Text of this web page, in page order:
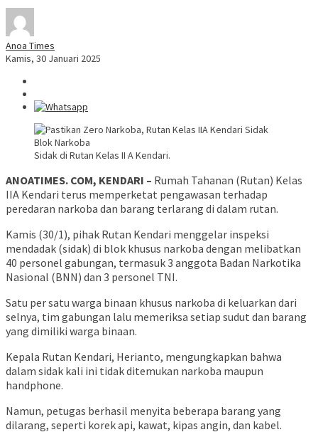
Anoa Times
Kamis, 30 Januari 2025
Sidak di Rutan Kelas II A Kendari.
ANOATIMES. COM, KENDARI – Rumah Tahanan (Rutan) Kelas
IIA Kendari terus memperketat pengawasan terhadap
peredaran narkoba dan barang terlarang di dalam rutan.
Kamis (30/1), pihak Rutan Kendari menggelar inspeksi
mendadak (sidak) di blok khusus narkoba dengan melibatkan
40 personel gabungan, termasuk 3 anggota Badan Narkotika
Nasional (BNN) dan 3 personel TNI.
Satu per satu warga binaan khusus narkoba di keluarkan dari
selnya, tim gabungan lalu memeriksa setiap sudut dan barang
yang dimiliki warga binaan.
Kepala Rutan Kendari, Herianto, mengungkapkan bahwa
dalam sidak kali ini tidak ditemukan narkoba maupun
handphone.
Namun, petugas berhasil menyita beberapa barang yang
dilarang, seperti korek api, kawat, kipas angin, dan kabel.